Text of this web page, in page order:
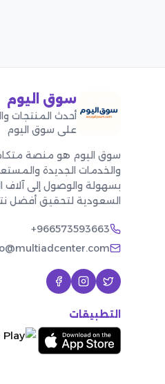
سوق اليوم
أحدث المنتجات
على سوق اليوم
سوق اليوم هو منصة
والخدمات الجديدة
بسهولة والوصول إلى
السعودية لتحقيق أفضل
+966573593663
التطبيقات